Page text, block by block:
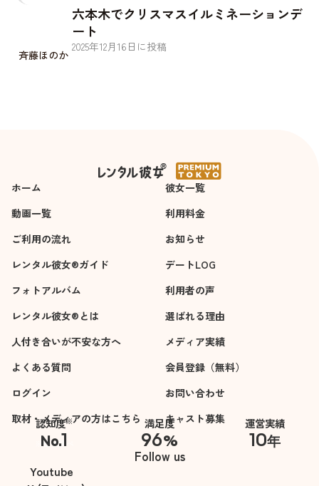
斉藤ほのか
六本木でクリスマスイルミネーションデ
ート
2025年12月 16 日に投稿
ホーム
彼女一覧
動画一覧
利用料金
ご利用の流れ
お知らせ
レンタル彼女®ガイド
デートLOG
フォトアルバム
利用者の声
レンタル彼女®とは
選ばれる理由
人付き合いが不安な方へ
メディア実績
よくある質問
会員登録（無料）
ログイン
お問い合わせ
取材・メディアの方はこちら
キャスト募集
認知度※
No.1
※自社調べ
満足度
96%
運営実績
10年
Follow us
Youtube